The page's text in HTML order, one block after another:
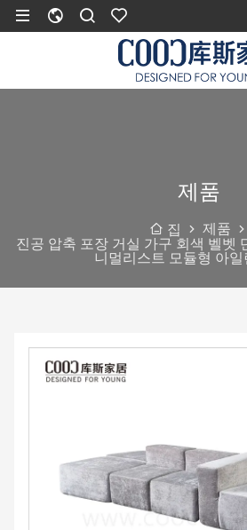
제품
집
제품
진공 압축 포장 거실 가구 회색 벨벳
니멀리스트 모듈형 아